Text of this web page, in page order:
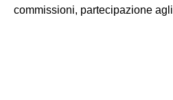
commissioni, partecipazione